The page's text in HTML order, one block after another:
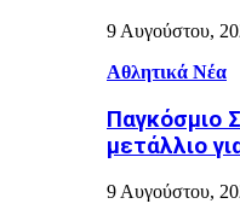
9 Αυγούστου,
Αθλητικά Νέα
Παγκόσμιο
μετάλλιο
9 Αυγούστου,